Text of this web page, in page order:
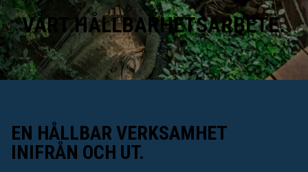
VÅRT HÅLLBARHETSARBETE.
EN HÅLLBAR VERKSAMHET
INIFRÅN OCH UT.